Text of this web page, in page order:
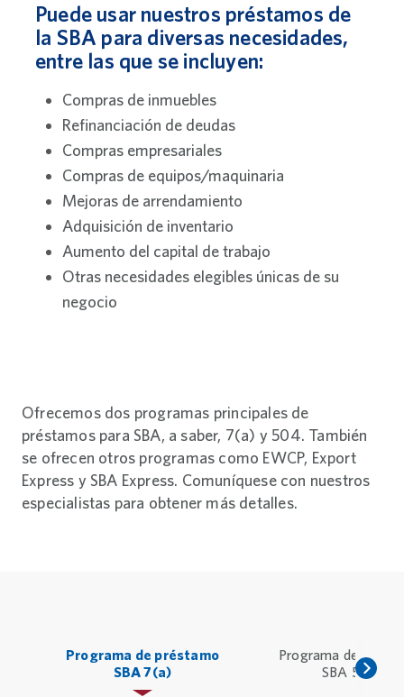
Puede usar nuestros préstamos de
la SBA para diversas necesidades,
entre las que se incluyen:
Compras de inmuebles
Refinanciación de deudas
Compras empresariales
Compras de equipos/maquinaria
Mejoras de arrendamiento
Adquisición de inventario
Aumento del capital de trabajo
Otras necesidades elegibles únicas de su
negocio
Ofrecemos dos programas principales de
préstamos para SBA, a saber, 7(a) y 504. También
se ofrecen otros programas como EWCP, Export
Express y SBA Express. Comuníquese con nuestros
especialistas para obtener más detalles.
Programa de préstamo
SBA 7(a)
Programa de
SBA 504